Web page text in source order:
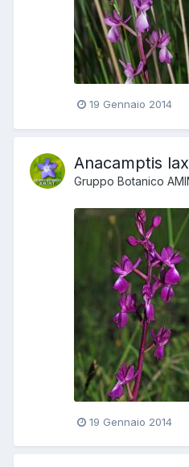
19 Gennaio 2014
Anacamptis
Gruppo Botanico
19 Gennaio 2014